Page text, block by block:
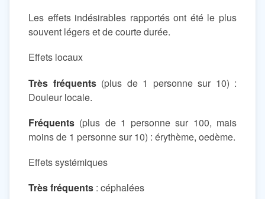
Les effets indésirables rapportés ont été le plus
souvent légers et de courte durée.
Effets locaux
Très fréquents(plus de 1 personne sur 10) :
Douleur locale.
Fréquents (plus de 1 personne sur 100, mais
moins de 1 personne sur 10) : érythème, oedème.
Effets systémiques
Très fréquents : céphalées